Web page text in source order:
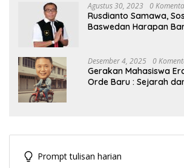
Agustus 30, 2023 0
Rusdianto Samawa,
Baswedan Harapan
Desember 4, 2025 0
Gerakan Mahasiswa
Orde Baru : Sejarah
Prompt tulisan harian